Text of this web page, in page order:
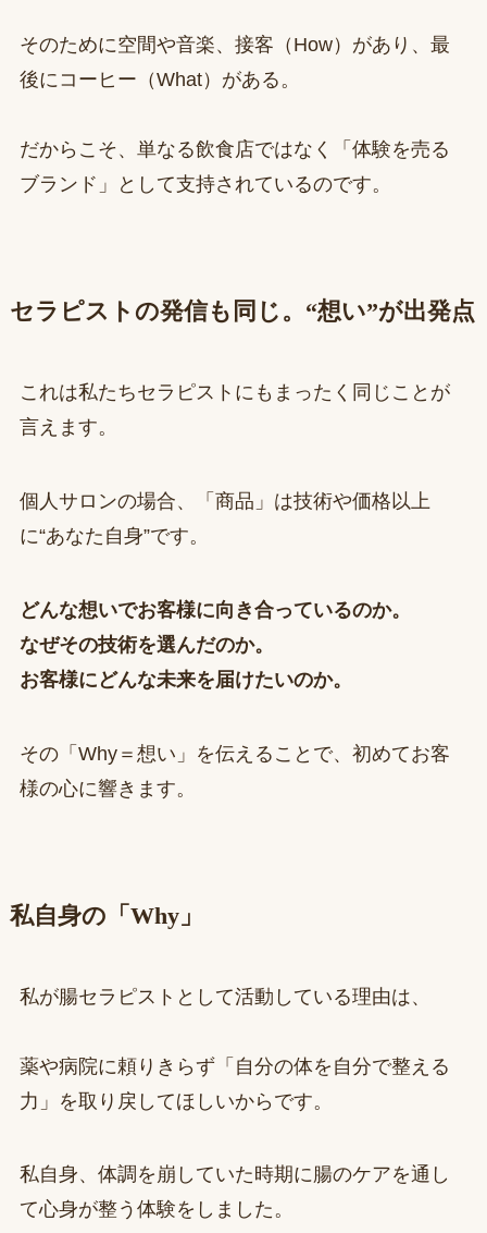
そのために空間や音楽、接客（How）があり、最
後にコーヒー（What）がある。
だからこそ、単なる飲食店ではなく「体験を売る
ブランド」として支持されているのです。
セラピストの発信も同じ。“想い”が出発点
これは私たちセラピストにもまったく同じことが
言えます。
個人サロンの場合、「商品」は技術や価格以上
に“あなた自身”です。
どんな想いでお客様に向き合っているのか。
なぜその技術を選んだのか。
お客様にどんな未来を届けたいのか。
その「Why＝想い」を伝えることで、初めてお客
様の心に響きます。
私自身の「Why」
私が腸セラピストとして活動している理由は、
薬や病院に頼りきらず「自分の体を自分で整える
力」を取り戻してほしいからです。
私自身、体調を崩していた時期に腸のケアを通し
て心身が整う体験をしました。